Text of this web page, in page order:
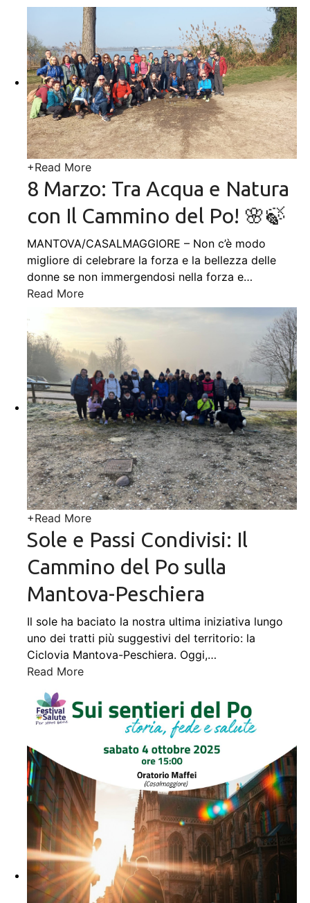
+Read More
8 Marzo: Tra Acqua e Natura
con Il Cammino del Po! 🌸🍃
MANTOVA/CASALMAGGIORE – Non c’è modo
migliore di celebrare la forza e la bellezza delle
donne se non immergendosi nella forza e…
Read More
+Read More
Sole e Passi Condivisi: Il
Cammino del Po sulla
Mantova-Peschiera
Il sole ha baciato la nostra ultima iniziativa lungo
uno dei tratti più suggestivi del territorio: la
Ciclovia Mantova-Peschiera. Oggi,…
Read More